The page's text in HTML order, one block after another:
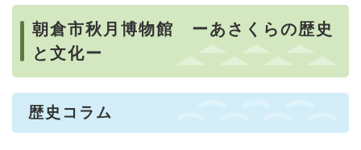
朝倉市秋月博物館 ーあさくらの歴史
と文化ー
歴史コラム